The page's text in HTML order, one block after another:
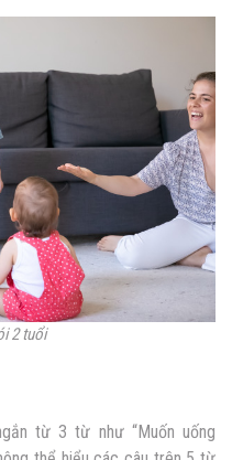
2 tuổi
từ 3 từ như “Muốn uống